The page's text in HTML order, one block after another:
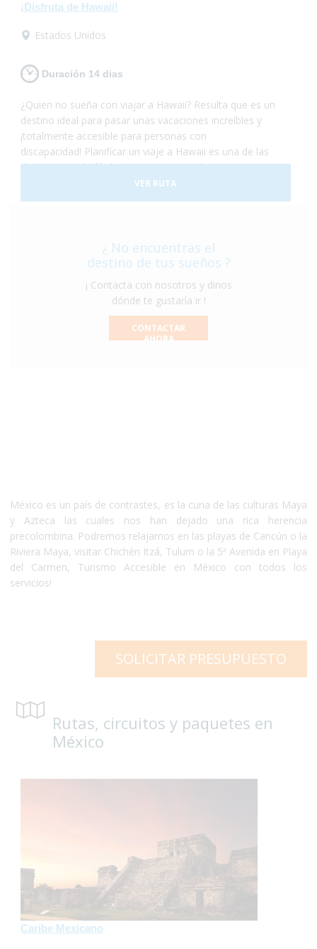
¡Disfruta de Hawaii!
Estados Unidos
Duración 14 dias
¿Quien no sueña con viajar a Hawaii? Resulta que es un
destino ideal para pasar unas vacaciones increíbles y
¡totalmente accesible para personas con
discapacidad! Planificar un viaje a Hawaii es una de las
decisiones más fáciles de tomar... Simplemente porque
es un lugar increíble que permite cualquier tipo de
experiencia. Todo esto, de la mano de
VER RUTA
¿ No encuentras el
destino de tus sueños ?
¡ Contacta con nosotros y dinos
dónde te gustaría ir !
CONTACTAR
AHORA
México es un país de contrastes, es la cuna de las culturas Maya
y Azteca las cuales nos han dejado una rica herencia
precolombina. Podremos relajarnos en las playas de Cancún o la
Riviera Maya, visitar Chichén Itzá, Tulum o la 5ª Avenida en Playa
del Carmen, Turismo Accesible en México con todos los
servicios!
SOLICITAR PRESUPUESTO
Rutas, circuitos y paquetes en
México
Caribe Mexicano